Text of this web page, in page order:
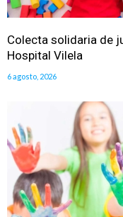
Colecta solidaria de
Hospital Vilela
6 agosto, 2026